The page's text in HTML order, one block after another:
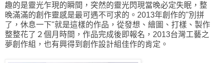
趣的是靈光乍現的瞬間，突然的靈光閃現當晚必定失眠，整
晚滿滿的創作靈感是最可遇不可求的。2013年創作的"別拼
了，休息一下"就是這樣的作品，從發想、繪圖、打樣、製作
整整花了２個月時間，作品完成後即報名，2013台灣工藝之
夢創作組，也有興得到創作設計組佳作的肯定。